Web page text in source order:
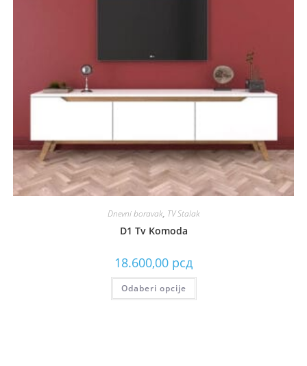
Dnevni boravak, TV Stalak
D1 Tv Komoda
18.600,00 рсд
Odaberi opcije